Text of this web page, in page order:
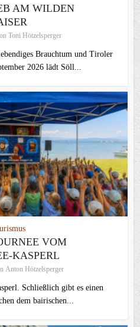
AM WILDEN
Toni Hötzelsperger
Brauchtum und Tiroler
2026 lädt Söll...
VOM
KASPERL
Anton Hötzelsperger
Schließlich gibt es einen
dem bairischen...